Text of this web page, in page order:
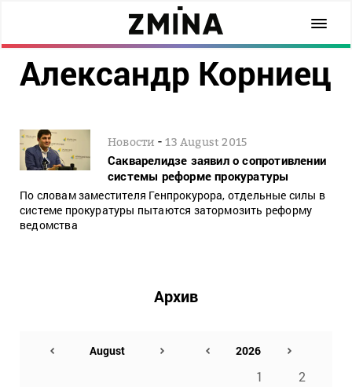
Александр Корниец
Новости -13 August 2015
Сакварелидзе заявил о сопротивлении
системы реформе прокуратуры
По словам заместителя Генпрокурора, отдельные силы в
системе прокуратуры пытаются затормозить реформу
ведомства
Архив
1
2